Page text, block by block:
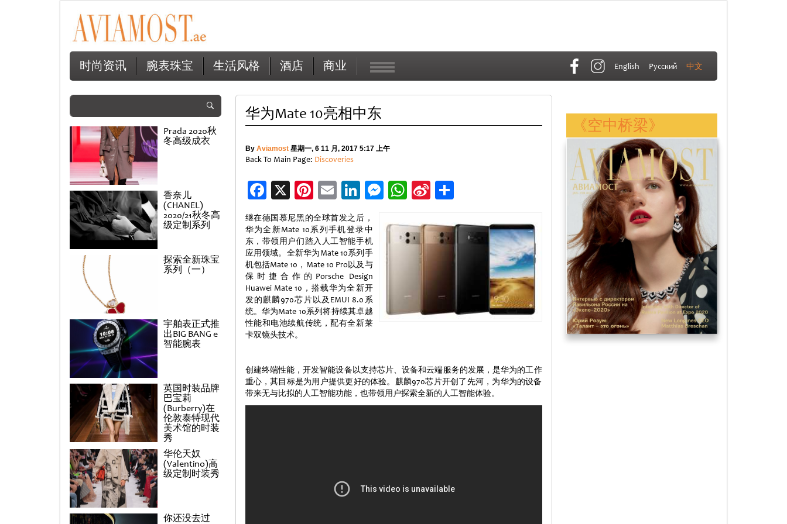
时尚资讯 腕表珠宝 生活风格 酒店 商业 English Русский 中文
Prada 2020秋
冬高级成衣
香奈儿
(CHANEL)
2020/21秋冬高
级定制系列
探索全新珠宝
系列（一）
宇舶表正式推
出BIG BANG e
智能腕表
英国时装品牌
巴宝莉
(Burberry)在
伦敦泰特现代
美术馆的时装
秀
华伦天奴
(Valentino)高
级定制时装秀
你还没去过
华为Mate 10亮相中东
By Aviamost星期一, 6 11 月, 2017 5:17 上午
Back To Main Page: Discoveries
Facebook
X Pinterest
EmailLinkedIn
Messenger
WhatsApp
Sina分
继在德国慕尼黑的全球首发之后，
华为全新Mate 10系列手机登录中
东，带领用户们踏入人工智能手机
应用领域。全新华为Mate 10系列手
机包括Mate 10，Mate 10 Pro以及与
保时捷合作的Porsche Design
Huawei Mate 10，搭载华为全新开
发的麒麟970芯片以及EMUI 8.0系
统。华为Mate 10系列将持续其卓越
性能和电池续航传统，配有全新莱
卡双镜头技术。
创建终端性能，开发智能设备以支持芯片、设备和云端服务的发展，是华为的工作
重心，其目标是为用户提供更好的体验。麒麟970芯片开创了先河，为华为的设备
带来无与比拟的人工智能功能，也带领用户探索全新的人工智能体验。
《空中桥梁》